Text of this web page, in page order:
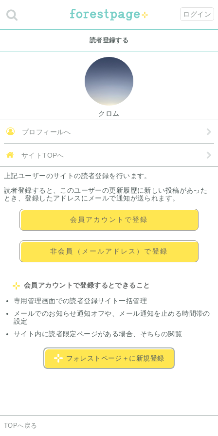
ログイン
読者登録する
クロム
プロフィールへ
サイトTOPへ
上記ユーザーのサイトの読者登録を行います。
読者登録すると、このユーザーの更新履歴に新しい投稿があった
とき、登録したアドレスにメールで通知が送られます。
会員アカウントで登録
非会員（メールアドレス）で登録
会員アカウントで登録するとできること
専用管理画面での読者登録サイト一括管理
メールでのお知らせ通知オフや、メール通知を止める時間帯の
設定
サイト内に読者限定ページがある場合、そちらの閲覧
フォレストページ＋に新規登録
TOPへ戻る